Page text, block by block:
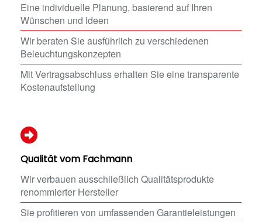
Eine individuelle Planung, basierend auf Ihren
Wünschen und Ideen
Wir beraten Sie ausführlich zu verschiedenen
Beleuchtungskonzepten
Mit Vertragsabschluss erhalten Sie eine transparente
Kostenaufstellung
Qualität vom Fachmann
Wir verbauen ausschließlich Qualitätsprodukte
renommierter Hersteller
Sie profitieren von umfassenden Garantieleistungen